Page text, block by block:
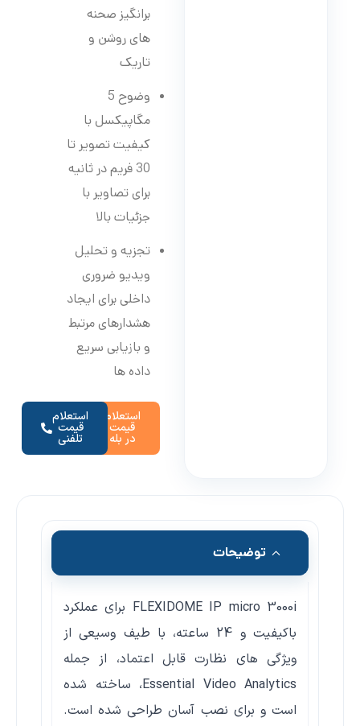
برانگیز صحنه
های روشن و
تاریک
وضوح 5
مگاپیکسل با
کیفیت تصویر تا
30 فریم در ثانیه
برای تصاویر با
جزئیات بالا
تجزیه و تحلیل
ویدیو ضروری
داخلی برای ایجاد
هشدارهای مرتبط
و بازیابی سریع
داده ها
استعلام
قیمت
در بله
استعلام
قیمت
تلفنی
توضیحات
FLEXIDOME IP micro 3000i برای عملکرد
باکیفیت و 24 ساعته، با طیف وسیعی از
ویژگی های نظارت قابل اعتماد، از جمله
Essential Video Analytics، ساخته شده
است و برای نصب آسان طراحی شده است.